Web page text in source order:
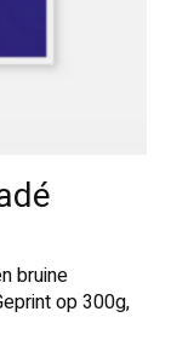
bruine
op 300g,